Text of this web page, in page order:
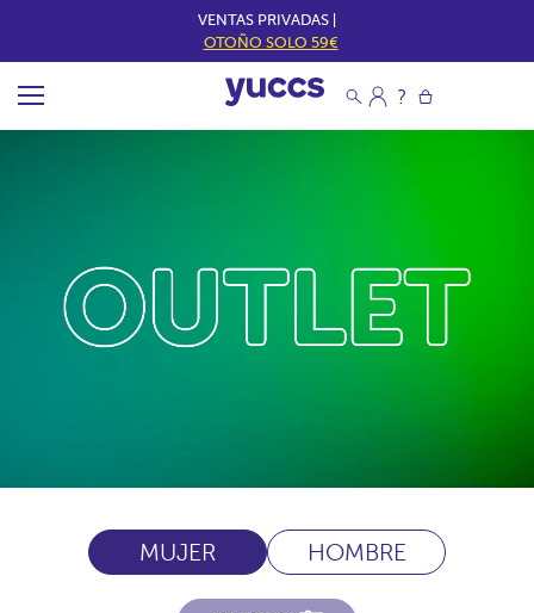
VENTAS PRIVADAS |
OTOÑO SOLO 59€
MUJER HOMBRE